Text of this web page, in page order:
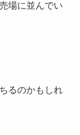
場に並んでい
るのかもしれ